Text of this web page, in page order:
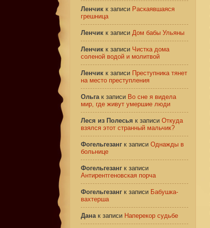
Ленчик к записи Раскаявшаяся
грешница
Ленчик к записи Дом бабы Ульяны
Ленчик к записи Чистка дома
соленой водой и молитвой
Ленчик к записи Преступника тянет
на место преступления
Ольгак записи Во сне я видела
мир, где живут умершие люди
Леся из Полесья к записи Откуда
взялся этот странный мальчик?
Фогельгезанг к записи Однажды в
больнице
Фогельгезанг к записи
Антирентгеновская порча
Фогельгезанг к записи Бабушка-
вахтерша
Данак записи Наперекор судьбе